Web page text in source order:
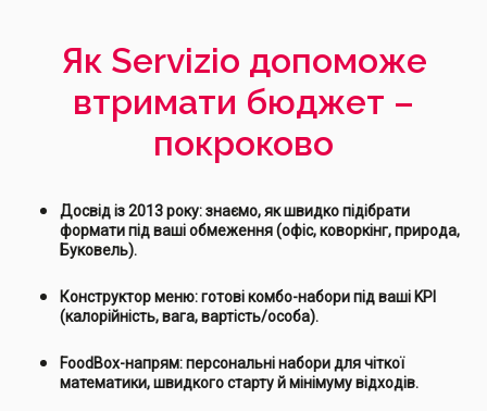
Як Servizio допоможе
втримати бюджет –
покроково
Досвід із 2013 року: знаємо, як швидко підібрати
формати під ваші обмеження (офіс, коворкінг, природа,
Буковель).
Конструктор меню: готові комбо-набори під ваші KPI
(калорійність, вага, вартість/особа).
FoodBox-напрям: персональні набори для чіткої
математики, швидкого старту й мінімуму відходів.